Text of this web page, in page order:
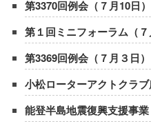
第3370回例会（７月10日）
第１回ミニフォーラム（７
第3369回例会（７月３日）
小松ローターアクトクラ
能登半島地震復興支援事